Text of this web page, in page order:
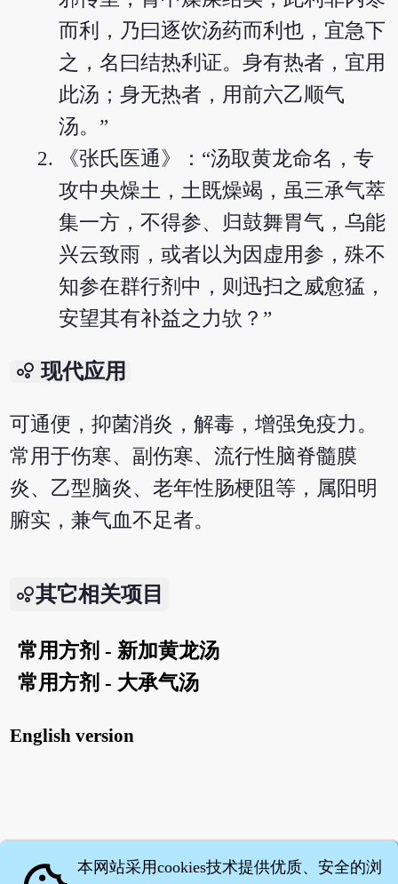
而利，乃曰逐饮汤药而利也，宜急下
之，名曰结热利证。身有热者，宜用
此汤；身无热者，用前六乙顺气
汤。”
《张氏医通》：“汤取黄龙命名，专
攻中央燥土，土既燥竭，虽三承气萃
集一方，不得参、归鼓舞胃气，乌能
兴云致雨，或者以为因虚用参，殊不
知参在群行剂中，则迅扫之威愈猛，
安望其有补益之力欤？”
bubble_chart 现代应用
可通便，抑菌消炎，解毒，增强免疫力。
常用于伤寒、副伤寒、流行性脑脊髓膜
炎、乙型脑炎、老年性肠梗阻等，属阳明
腑实，兼气血不足者。
其它相关项目
常用方剂 - 新加黄龙汤
常用方剂 - 大承气汤
English version
本网站采用cookies技术提供优质、安全的浏